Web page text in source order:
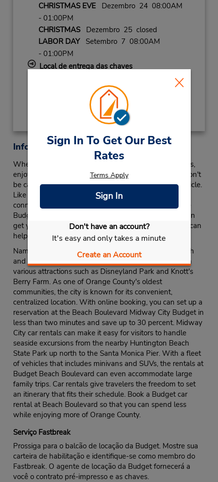
Sign In To Get Our Best
Rates
Terms Apply
Sign In
Don't have an account?
It's easy and only takes a minute
Create an Account
CHRISTMAS EVEDezembro 24 08:00AM
- 01:00PM
CHRISTMASDezembro 25 closed
LABOR DAYSetembro 7 08:00AM
- 01:00PM
Local de entrega das chaves
Obter instruções de caminho
Informações sobre a loja
Whether you want to experience the local theme parks,
enjoy some upscale shopping or relax on the beach, don't
be caught visiting Orange County without a rental vehicle.
Like the rest of Southern California, Orange County is
connected via many highways and thoroughfares. The
Budget Rent a Car Beach Boulevard in Midway City can
get you road-ready with a GPS-equipped vehicle that can
help you navigate the web of local roads.
Named for being situated halfway between Seal Beach
and Santa Ana, Midway City is less than 15 miles from
various attractions such as Disneyland Park and Knott's
Berry Farm. As one of Orange County's oldest
communities, the city is known for its convenient,
centralized location. With online booking, you can set up a
reservation at the Beach Boulevard Midway City Budget in
less than two minutes and save up to 30 percent. Midway
City car rentals can make it easy for visitors to handle
seaside excursions from the nearby Huntington Beach
State Park up north to the Santa Monica Pier. With a fleet
of vehicles that includes minivans and SUVs, the rentals at
Budget Beach Boulevard can even accommodate large
family trips. Car rentals give travelers the freedom to set
an itinerary that fits their schedule. Book a Budget car
rental at Beach Boulevard so that you can spend less
while enjoying more of Orange County.
Serviço Fastbreak
Prossiga para o balcão de locação da Budget. Mostre sua
carteira de habilitação e identifique-se como membro do
Fastbreak. O agente de locação da Budget fornecerá a
você o contrato pré-impresso e as chaves.